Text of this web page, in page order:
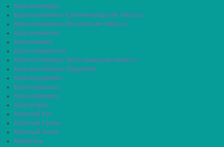
Краснозаводск
Краснознаменск Калининградская область
Краснознаменск Московская область
Краснокаменск
Краснокамск
Красноперекопск
Краснослободск Волгоградская область
Краснослободск Мордовия
Краснотурьинск
Красноуральск
Красноуфимск
Красноярск
Красный Кут
Красный Сулин
Красный Холм
Кремёнки